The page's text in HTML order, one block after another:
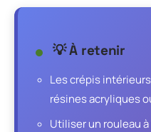
💡 À retenir
Les crépis
résines acryliques
Utiliser un rouleau